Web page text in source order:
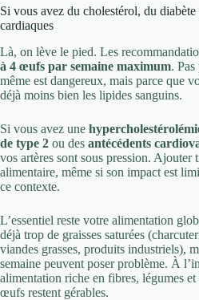
Si vous avez du cholestérol, du diabète
cardiaques
Là, on lève le pied. Les
à 4 œufs par semaine maximum.
même est dangereux, mais parce que
déjà moins bien les lipides sanguins.
Si vous avez une
de type 2 ou des antécédents
vos artères sont sous pression. Ajouter
alimentaire, même si son impact est
ce contexte.
L’essentiel reste votre alimentation
déjà trop de graisses saturées
viandes grasses, produits industriels),
semaine peuvent poser problème. À
alimentation riche en fibres, légumes et
œufs restent gérables.